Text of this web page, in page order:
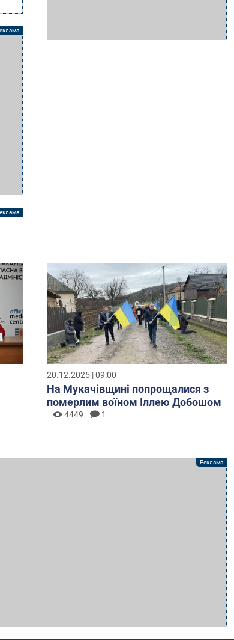
20.12.2025 | 09:00
На Мукачівщині попрощалися з
померлим воїном Іллею Добошом
4449 1